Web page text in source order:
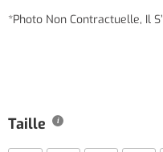
*Photo Non Contractuelle, Il
Taille